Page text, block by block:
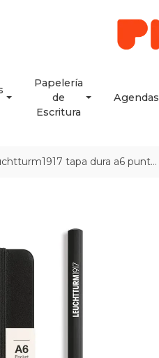
Papelería
de
Escritura
Agendas
tapa dura a6 puntos, black